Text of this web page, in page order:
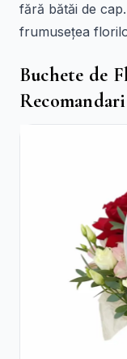
fără bătăi de
frumusețea
Buchete de
Recomandari